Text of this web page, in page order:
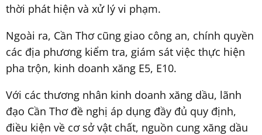
thời phát hiện và xử lý vi phạm.
Ngoài ra, Cần Thơ cũng giao công an, chính quyền
các địa phương kiểm tra, giám sát việc thực hiện
pha trộn, kinh doanh xăng E5, E10.
Với các thương nhân kinh doanh xăng dầu, lãnh
đạo Cần Thơ đề nghị áp dụng đầy đủ quy định,
điều kiện về cơ sở vật chất, nguồn cung xăng dầu